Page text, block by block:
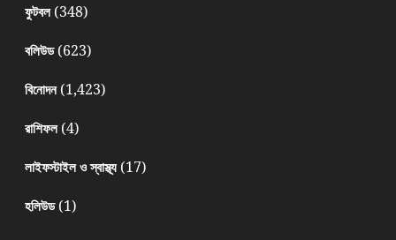
ফুটবল(348)
বলিউড(623)
বিনোদন(1,423)
রাশিফল(4)
লাইফস্টাইল ও স্বাস্থ্য(17)
হলিউড(1)